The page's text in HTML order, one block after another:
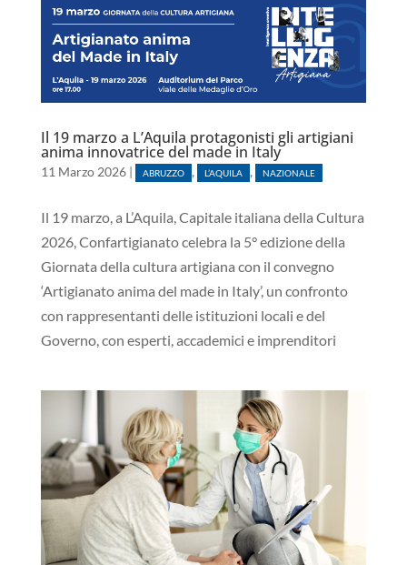
Il 19 marzo a L’Aquila protagonisti gli artigiani
anima innovatrice del made in Italy
11 Marzo 2026| ABRUZZO , L’AQUILA , NAZIONALE
Il 19 marzo, a L’Aquila, Capitale italiana della Cultura
2026, Confartigianato celebra la 5° edizione della
Giornata della cultura artigiana con il convegno
‘Artigianato anima del made in Italy’, un confronto
con rappresentanti delle istituzioni locali e del
Governo, con esperti, accademici e imprenditori